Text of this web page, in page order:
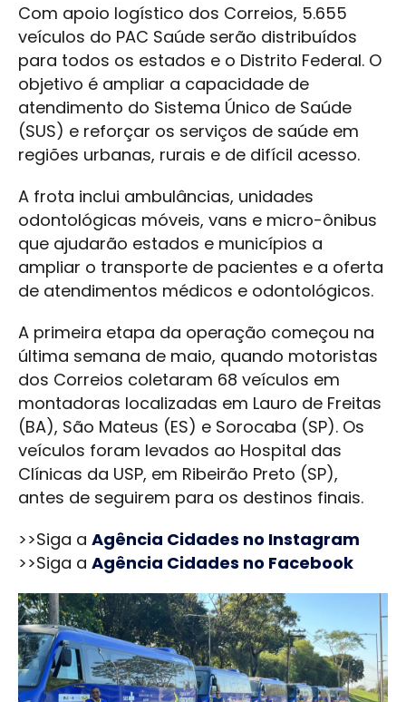
Com apoio logístico dos Correios, 5.655
veículos do PAC Saúde serão distribuídos
para todos os estados e o Distrito Federal. O
objetivo é ampliar a capacidade de
atendimento do Sistema Único de Saúde
(SUS) e reforçar os serviços de saúde em
regiões urbanas, rurais e de difícil acesso.
A frota inclui ambulâncias, unidades
odontológicas móveis, vans e micro-ônibus
que ajudarão estados e municípios a
ampliar o transporte de pacientes e a oferta
de atendimentos médicos e odontológicos.
A primeira etapa da operação começou na
última semana de maio, quando motoristas
dos Correios coletaram 68 veículos em
montadoras localizadas em Lauro de Freitas
(BA), São Mateus (ES) e Sorocaba (SP). Os
veículos foram levados ao Hospital das
Clínicas da USP, em Ribeirão Preto (SP),
antes de seguirem para os destinos finais.
>>Siga a Agência Cidades no Instagram
>>Siga a Agência Cidades no Facebook